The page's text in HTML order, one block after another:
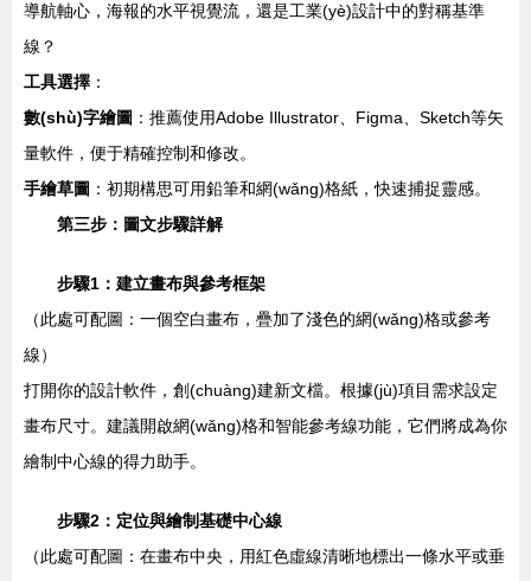
導航軸心，海報的水平視覺流，還是工業(yè)設計中的對稱基準
線？
工具選擇 ：
數(shù)字繪圖 ：推薦使用Adobe Illustrator、Figma、Sketch等矢
量軟件，便于精確控制和修改。
手繪草圖 ：初期構思可用鉛筆和網(wǎng)格紙，快速捕捉靈感。
第三步：圖文步驟詳解
步驟1：建立畫布與參考框架
（此處可配圖：一個空白畫布，疊加了淺色的網(wǎng)格或參考
線）
打開你的設計軟件，創(chuàng)建新文檔。根據(jù)項目需求設定
畫布尺寸。建議開啟網(wǎng)格和智能參考線功能，它們將成為你
繪制中心線的得力助手。
步驟2：定位與繪制基礎中心線
（此處可配圖：在畫布中央，用紅色虛線清晰地標出一條水平或垂